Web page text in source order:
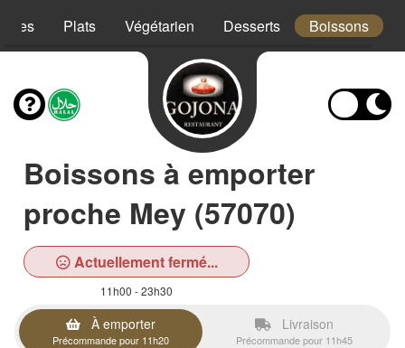
Plats Végétarien Desserts Boissons
Boissons à emporter
proche Mey (57070)
Actuellement fermé...
11h00 - 23h30
À emporter
Précommande pour 11h20
Livraison
Précommande pour 11h45